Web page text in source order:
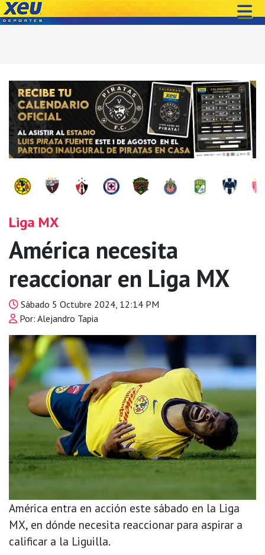
Liga MX
América necesita
reaccionar en Liga MX
Sábado 5 Octubre 2024, 12:14 PM
Por: Alejandro Tapia
América entra en acción este sábado en la Liga
MX, en dónde necesita reaccionar para aspirar a
calificar a la Liguilla.